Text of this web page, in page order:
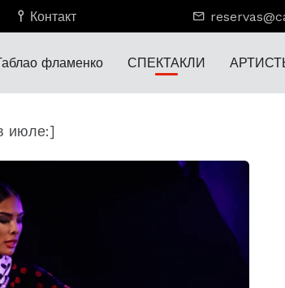
Контакт
фламенко СПЕКТАКЛИ
июле:]